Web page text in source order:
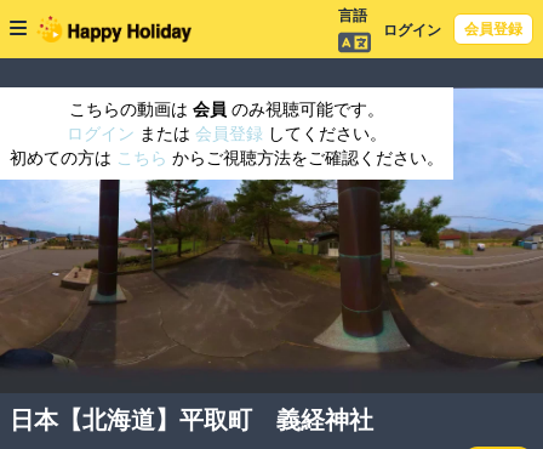
言語
ログイン
会員登録
こちらの動画は 会員 のみ視聴可能です。
ログイン または 会員登録 してください。
初めての方は こちら からご視聴方法をご確認ください。
日本【北海道】平取町 義経神社